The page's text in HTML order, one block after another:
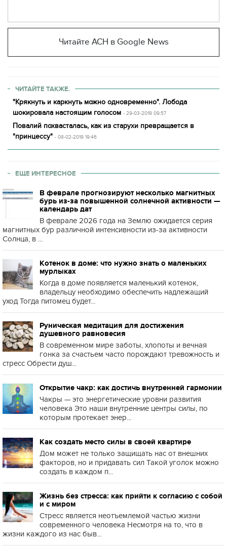
Читайте АСН в Google News
ЧИТАЙТЕ ТАКЖЕ.
"Крякнуть и каркнуть можно одновременно". Лобода
шокировала настоящим голосом - 29-03-2019 09:57
Повалий похвасталась, как из старухи превращается в
"принцессу" - 08-02-2019 19:46
ЕЩЕ ИНТЕРЕСНОЕ
В феврале прогнозируют несколько магнитных
бурь из-за повышенной солнечной активности —
календарь дат
В феврале 2026 года на Землю ожидается серия
магнитных бур различной интенсивности из-за активности
Солнца, в ...
Котенок в доме: что нужно знать о маленьких
мурлыках
Когда в доме появляется маленький котенок,
владельцу необходимо обеспечить надлежащий
уход Тогда питомец будет...
Руническая медитация для достижения
душевного равновесия
В современном мире заботы, хлопоты и вечная
гонка за счастьем часто порождают тревожность и
стресс Обрести душ...
Открытие чакр: как достичь внутренней гармонии
Чакры — это энергетические уровни развития
человека Это наши внутренние центры силы, по
которым протекает энер...
Как создать место силы в своей квартире
Дом может не только защищать нас от внешних
факторов, но и придавать сил Такой уголок можно
создать в каждом п...
Жизнь без стресса: как прийти к согласию с собой
и с миром
Стресс является неотъемлемой частью жизни
современного человека Несмотря на то, что в
жизни каждого из нас быв...